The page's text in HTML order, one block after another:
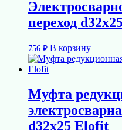
переход
756 ₽ В корзину
Муфта
d32х25 Elofit